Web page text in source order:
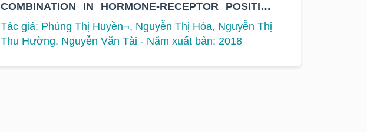
COMBINATION IN HORMONE-RECEPTOR POSITIVE
METASTATIC BREAST CANCER AT K HOSPITAL
Tác giả: Phùng Thị Huyền¬, Nguyễn Thị Hòa, Nguyễn Thị
Thu Hường, Nguyễn Văn Tài - Năm xuất bản: 2018